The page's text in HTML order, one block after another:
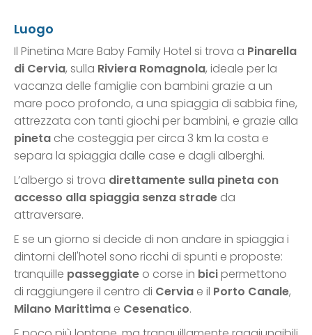
Luogo
Il Pinetina Mare Baby Family Hotel si trova a Pinarella
di Cervia, sulla Riviera Romagnola, ideale per la
vacanza delle famiglie con bambini grazie a un
mare poco profondo, a una spiaggia di sabbia fine,
attrezzata con tanti giochi per bambini, e grazie alla
pineta che costeggia per circa 3 km la costa e
separa la spiaggia dalle case e dagli alberghi.
L’albergo si trova direttamente sulla pineta con
accesso alla spiaggia senza strade da
attraversare.
E se un giorno si decide di non andare in spiaggia i
dintorni dell'hotel sono ricchi di spunti e proposte:
tranquille passeggiate o corse in bicipermettono
di raggiungere il centro di Cervia e il Porto Canale,
Milano Marittima e Cesenatico.